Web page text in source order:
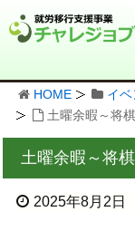
HOME
イ
土曜余暇～将
土曜余暇～将
2025年8月2日